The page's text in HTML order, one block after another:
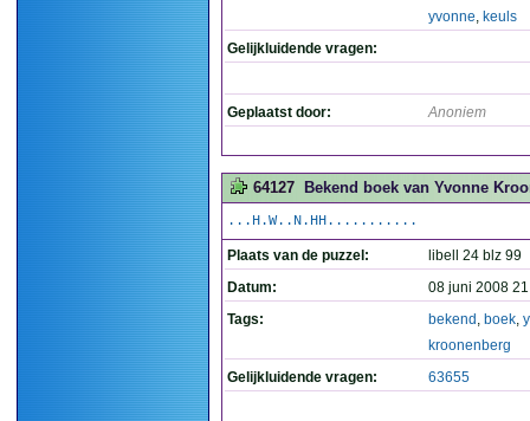
yvonne, keuls
Gelijkluidende vragen:
Geplaatst door: Anoniem
64127 Bekend boek van Yvonne
...H.W..N.HH...........
Plaats van de puzzel:
libell 24 blz 99
Datum:
08 juni 2008
Tags:
bekend , boek,
kroonenberg
Gelijkluidende vragen:
63655